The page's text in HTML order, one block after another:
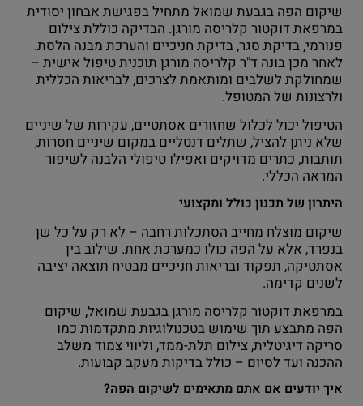
שיקום הפה בגבעת שמואל מתחיל בפגישת אבחון יסודית
במרפאת דוקטור קלריסה מורגן. הבדיקה כוללת צילום
פנורמי, בדיקת סגר, בדיקת חניכיים והערכת מבנה הלסת.
לאחר מכן בונה ד"ר קלריסה מורגן תוכנית טיפול אישית –
שמחולקת לשלבים ומותאמת לצרכים, לבריאות הכללית
ולרצונות של המטופל.
הטיפול יכול לכלול שחזורים אסתטיים, עקירות של שיניים
שלא ניתן להציל, שתלים דנטליים במקום שיניים חסרות,
תותבות, כתרים מדויקים ואפילו טיפולי הלבנה לשיפור
המראה הכללי.
היתרון של תכנון כולל ומקצועי
שיקום מוצלח מחייב הסתכלות רחבה – לא רק על כל שן
בנפרד, אלא על הפה כולו כמערכת אחת. שילוב בין
אסתטיקה, תפקוד ובריאות חניכיים מבטיח תוצאה יציבה
לשנים קדימה.
במרפאת דוקטור קלריסה מורגן בגבעת שמואל, שיקום
הפה מתבצע תוך שימוש בטכנולוגיות מתקדמות כמו
סריקה דיגיטלית, צילום תלת-ממד, וליווי צמוד משלב
ההכנה ועד לסיום – כולל בדיקות מעקב קבועות.
איך יודעים אם אתם מתאימים לשיקום הפה?